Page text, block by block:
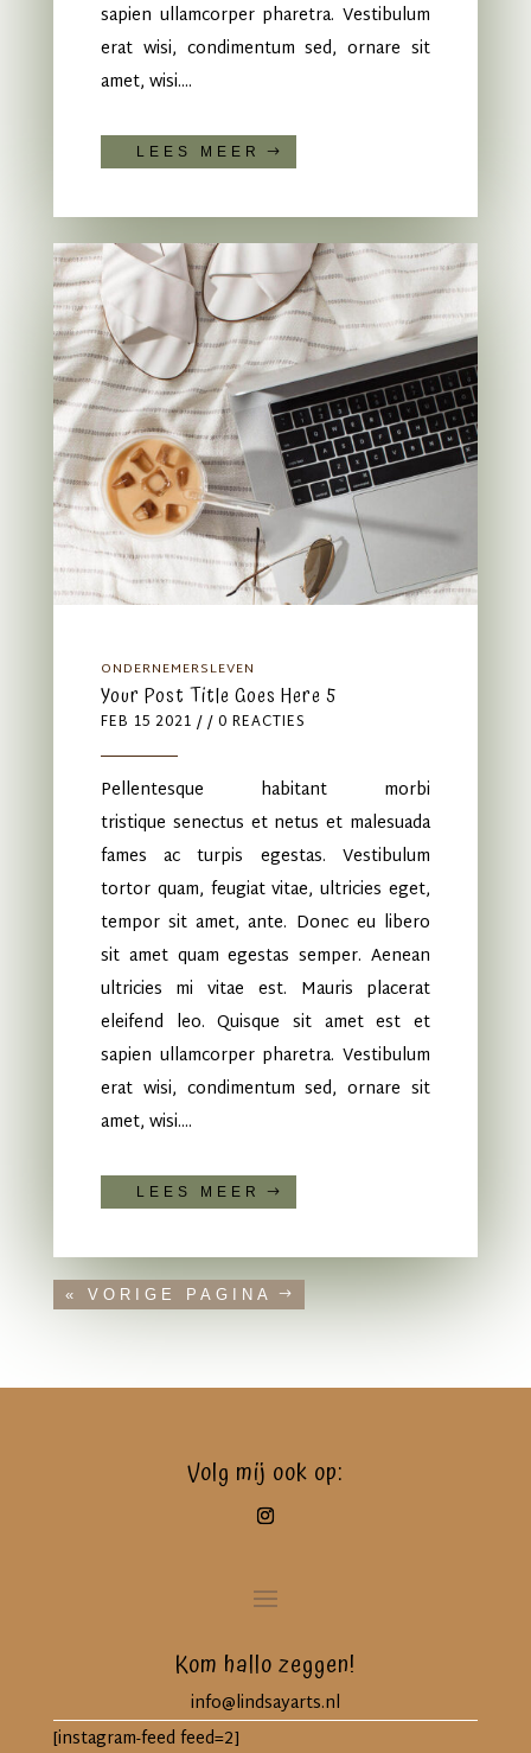
sapien ullamcorper pharetra. Vestibulum
erat wisi, condimentum sed, ornare sit
amet, wisi....
LEES MEER
ONDERNEMERSLEVEN
Your Post Title Goes Here 5
FEB 15 2021 / / 0 REACTIES
Pellentesque habitant morbi
tristique senectus et netus et malesuada
fames ac turpis egestas. Vestibulum
tortor quam, feugiat vitae, ultricies eget,
tempor sit amet, ante. Donec eu libero
sit amet quam egestas semper. Aenean
ultricies mi vitae est. Mauris placerat
eleifend leo. Quisque sit amet est et
sapien ullamcorper pharetra. Vestibulum
erat wisi, condimentum sed, ornare sit
amet, wisi....
LEES MEER
« VORIGE PAGINA
Volg mij ook op:
Kom hallo zeggen!
info@lindsayarts.nl
[instagram-feed feed=2]